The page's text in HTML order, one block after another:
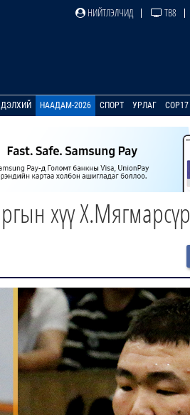
НИЙТЛЭЛЧИД ТВ8
ДЭЛХИЙ НААДАМ-2026 СПОРТ УРЛАГ COP17
хүү